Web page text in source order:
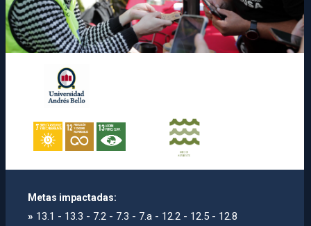
Metas impactadas:
» 13.1 - 13.3 - 7.2 - 7.3 - 7.a - 12.2 - 12.5 - 12.8